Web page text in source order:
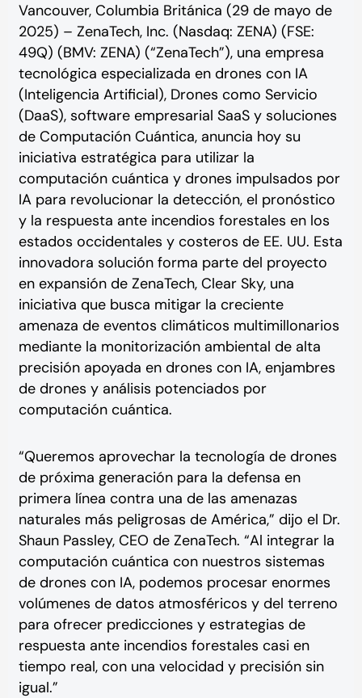
Vancouver, Columbia Británica (29 de mayo de
2025) – ZenaTech, Inc. (Nasdaq: ZENA) (FSE:
49Q) (BMV: ZENA) (“ZenaTech”), una empresa
tecnológica especializada en drones con IA
(Inteligencia Artificial), Drones como Servicio
(DaaS), software empresarial SaaS y soluciones
de Computación Cuántica, anuncia hoy su
iniciativa estratégica para utilizar la
computación cuántica y drones impulsados por
IA para revolucionar la detección, el pronóstico
y la respuesta ante incendios forestales en los
estados occidentales y costeros de EE. UU. Esta
innovadora solución forma parte del proyecto
en expansión de ZenaTech, Clear Sky, una
iniciativa que busca mitigar la creciente
amenaza de eventos climáticos multimillonarios
mediante la monitorización ambiental de alta
precisión apoyada en drones con IA, enjambres
de drones y análisis potenciados por
computación cuántica.
“Queremos aprovechar la tecnología de drones
de próxima generación para la defensa en
primera línea contra una de las amenazas
naturales más peligrosas de América,” dijo el Dr.
Shaun Passley, CEO de ZenaTech. “Al integrar la
computación cuántica con nuestros sistemas
de drones con IA, podemos procesar enormes
volúmenes de datos atmosféricos y del terreno
para ofrecer predicciones y estrategias de
respuesta ante incendios forestales casi en
tiempo real, con una velocidad y precisión sin
igual.”